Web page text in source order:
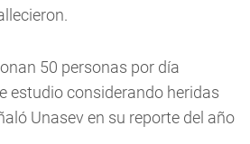
50 personas por día
estudio considerando heridas
Unasev en su reporte del año